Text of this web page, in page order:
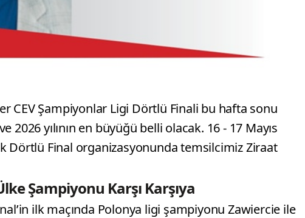
CEV Şampiyonlar Ligi Dörtlü Finali bu hafta sonu
2026 yılının en büyüğü belli olacak. 16 - 17 Mayıs
Dörtlü Final organizasyonunda temsilcimiz Ziraat
Şampiyonu Karşı Karşıya
ilk maçında Polonya ligi şampiyonu Zawiercie ile